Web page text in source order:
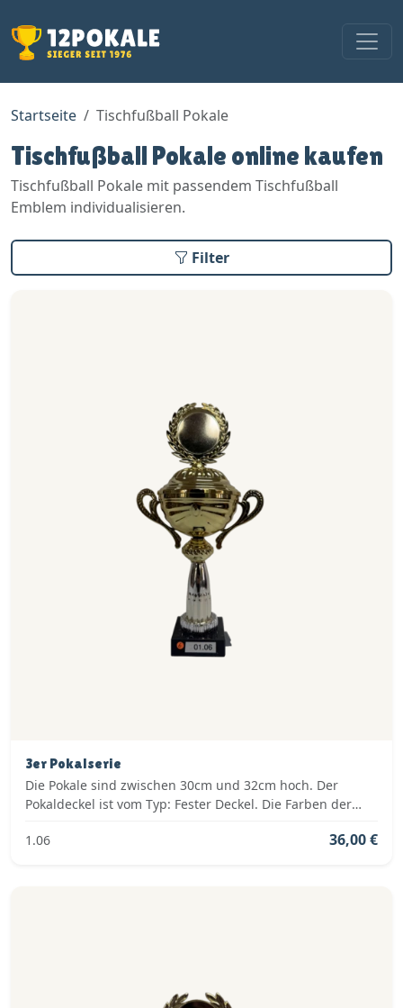
Startseite Tischfußball Pokale
Tischfußball Pokale online kaufen
Tischfußball Pokale mit passendem Tischfußball
Emblem individualisieren.
Filter
3er Pokalserie
Die Pokale sind zwischen 30cm und 32cm hoch. Der
Pokaldeckel ist vom Typ: Fester Deckel. Die Farben der
1.06
36,00 €